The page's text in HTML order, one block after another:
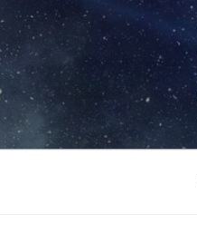
Zum
Inhalt
springen